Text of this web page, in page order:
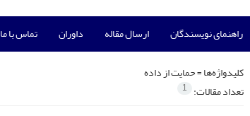
راهنمای نویسندگان ارسال مقاله داوران تماس با ما
کلیدواژه‌ها =حمایت از داده
تعداد مقالات: 1